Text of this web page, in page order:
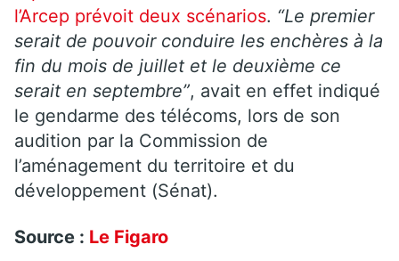
l’Arcep prévoit deux scénarios. “Le premier
serait de pouvoir conduire les enchères à la
fin du mois de juillet et le deuxième ce
serait en septembre”, avait en effet indiqué
le gendarme des télécoms, lors de son
audition par la Commission de
l’aménagement du territoire et du
développement (Sénat).
Source : Le Figaro